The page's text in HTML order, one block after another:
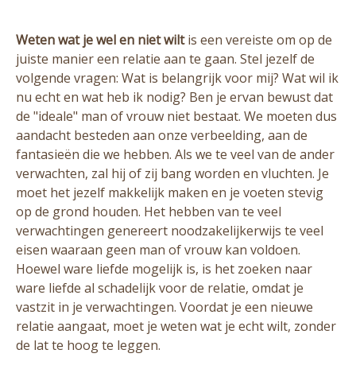
Weten wat je wel en niet wiltis een vereiste om op de
juiste manier een relatie aan te gaan. Stel jezelf de
volgende vragen: Wat is belangrijk voor mij? Wat wil ik
nu echt en wat heb ik nodig? Ben je ervan bewust dat
de "ideale" man of vrouw niet bestaat. We moeten dus
aandacht besteden aan onze verbeelding, aan de
fantasieën die we hebben. Als we te veel van de ander
verwachten, zal hij of zij bang worden en vluchten. Je
moet het jezelf makkelijk maken en je voeten stevig
op de grond houden. Het hebben van te veel
verwachtingen genereert noodzakelijkerwijs te veel
eisen waaraan geen man of vrouw kan voldoen.
Hoewel ware liefde mogelijk is, is het zoeken naar
ware liefde al schadelijk voor de relatie, omdat je
vastzit in je verwachtingen. Voordat je een nieuwe
relatie aangaat, moet je weten wat je echt wilt, zonder
de lat te hoog te leggen.